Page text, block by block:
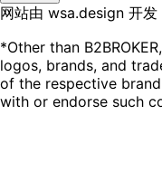
网站由 wsa.design 开发
*Other than
logos, brands, and
of the respective
with or endorse such